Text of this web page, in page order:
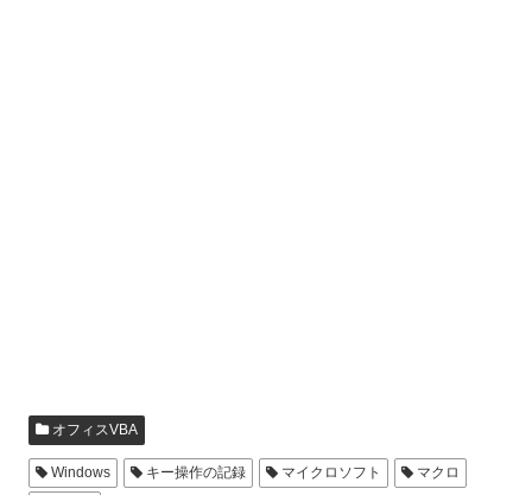
オフィスVBA
Windows キー操作の記録 マイクロソフト
マクロ